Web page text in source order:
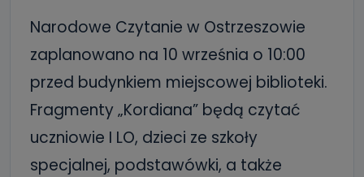
Narodowe Czytanie w Ostrzeszowie
zaplanowano na 10 września o 10:00
przed budynkiem miejscowej biblioteki.
Fragmenty „Kordiana” będą czytać
uczniowie I LO, dzieci ze szkoły
specjalnej, podstawówki, a także